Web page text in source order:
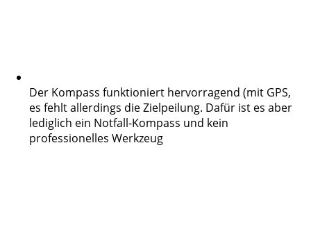
Der Kompass funktioniert hervorragend (mit GPS,
es fehlt allerdings die Zielpeilung. Dafür ist es aber
lediglich ein Notfall-Kompass und kein
professionelles Werkzeug